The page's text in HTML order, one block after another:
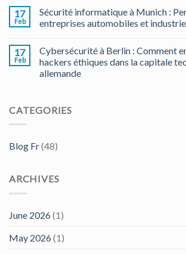
17
Feb
Sécurité informatique à Munich :
entreprises automobiles et
17
Feb
Cybersécurité à Berlin : Comment
hackers éthiques dans la capitale
allemande
CATEGORIES
Blog Fr(48)
ARCHIVES
June 2026(1)
May 2026(1)